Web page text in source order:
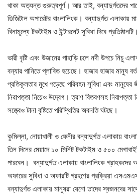
থাকা অত্যন্ত গুরুত্বপূর্ণ। আর তাই, বন্যাদুর্গতদের
ডিজিটাল অপারেটর বাংলালিংক। বন্যাদুর্গত এলাকায়
বিনামূল্যে টকটাইম ও ইন্টারনেট সুবিধা দিবে প্রতিষ্ঠানটি।
ভারী বৃষ্টি এবং উজানের পাহাড়ি ঢলে নদী উপচে নিচু
বন্যার পানিতে প্লাবিত হয়েছে। হাজার হাজার মানুষ
প্রতিকূলতার মুখে পড়েছে পরিবহন সুবিধা এবং মানুষের
নিরাপত্তা নিয়েও উদ্বেগ। ত্রাণ বিতরণসহ নিরাপত্তা
সত্ত্বেও টানা বৃষ্টিতে পরিস্থিতির অবনতি ঘটছে।
কুমিল্লা, নোয়াখালী ও ফেনীর বন্যাদুর্গত এলাকায়
তিন দিনের মেয়াদে ১০ মিনিট টকটাইম ও ৫০০
পারবেন। বন্যাদুর্গত এলাকায় বাংলালিংক গ্রাহকদের
অফারের সুবিধা ও অফারটি গ্রহণের প্রক্রিয়া
বন্যাদুর্গত এলাকায় মানুষরা যেনো তাদের স্বজনদের